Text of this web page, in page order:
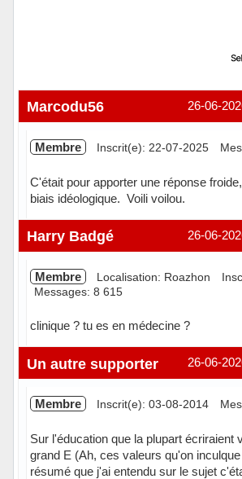
26-06-
Marcodu56
Membre Inscrit(e): 22-07-2025
C'était pour apporter une réponse
biais idéologique. Voili voilou.
Hors ligne 26-06-
Harry Badgé
Membre Localisation: Roazhon
Messages: 8 615
clinique ? tu es en médecine ?
Hors ligne 26-06-
Un autre supporter
Membre Inscrit(e): 03-08-2014
Sur l'éducation que la plupart écriraient
grand E (Ah, ces valeurs qu'on
résumé que j'ai entendu sur le sujet